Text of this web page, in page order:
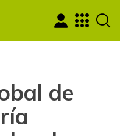
de